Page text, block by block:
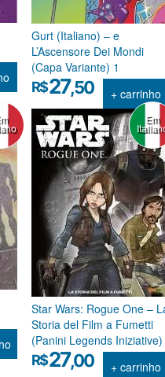
Gurt (Italiano) – e
L’Ascensore Dei Mondi
(Capa Variante) 1
R$27,50 + carrinho
Star Wars: Rogue One –
Storia del Film a Fumetti
(Panini Legends Iniziative)
R$27,00 + carrinho
Em